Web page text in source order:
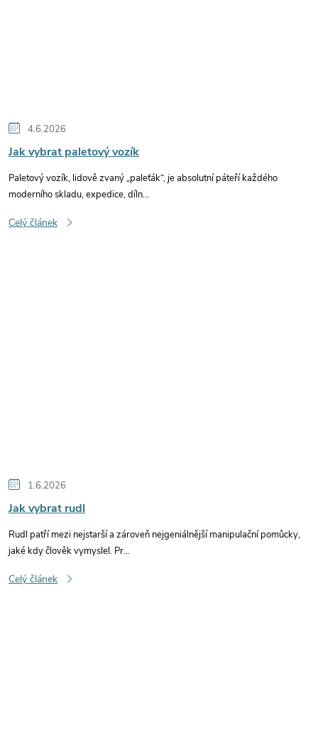
4.6.2026
Jak vybrat paletový vozík
Paletový vozík, lidově zvaný „paleťák“, je absolutní páteří každého
moderního skladu, expedice, díln...
Celý článek
1.6.2026
Jak vybrat rudl
Rudl patří mezi nejstarší a zároveň nejgeniálnější manipulační pomůcky,
jaké kdy člověk vymyslel. Pr...
Celý článek